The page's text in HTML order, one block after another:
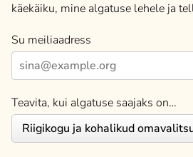
käekäiku, mine algatuse lehele ja
Su meiliaadress
Teavita, kui algatuse saajaks on…